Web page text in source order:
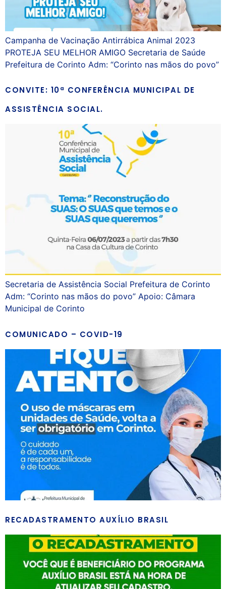
Campanha de Vacinação Antirrábica Animal 2023
PROTEJA SEU MELHOR AMIGO Secretaria de Saúde
Prefeitura de Corinto Adm: “Corinto nas mãos do povo”
CONVITE: 10ª CONFERÊNCIA MUNICIPAL DE
ASSISTÊNCIA SOCIAL.
Secretaria de Assistência Social Prefeitura de Corinto
Adm: “Corinto nas mãos do povo” Apoio: Câmara
Municipal de Corinto
COMUNICADO – COVID-19
RECADASTRAMENTO AUXÍLIO BRASIL